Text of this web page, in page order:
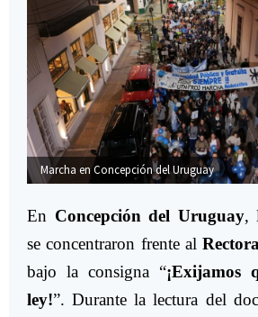
Marcha en Concepción del Uruguay
En Concepción del Uruguay,
se concentraron frente al
bajo la consigna “¡Exijamos
ley!”. Durante la lectura del